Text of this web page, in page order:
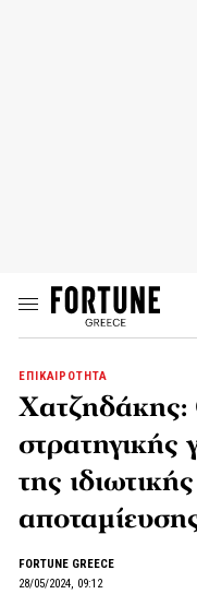
ΕΠΙΚΑΙΡΟΤΗΤΑ
Χατζηδάκης:
στρατηγικής
της
FORTUNE GREECE
28/05/2024, 09:12